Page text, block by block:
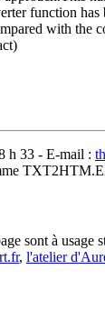
function
with the
h 33 - E-mail :
sont à usage
, l'atelier